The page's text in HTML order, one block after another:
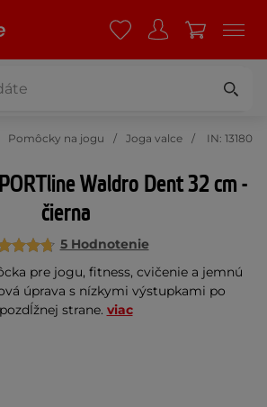
Pomôcky na jogu Joga valce IN: 13180
Waldro Dent 32 cm -
čierna
5 Hodnotenie
pre jogu, fitness, cvičenie a jemnú
úprava s nízkymi výstupkami po
pozdĺžnej strane. viac